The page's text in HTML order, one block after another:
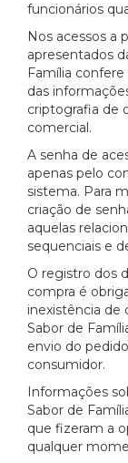
funcionários
Nos acessos a
apresentados
Família
das
criptografia de
comercial.
A senha de
apenas pelo
sistema. Para
criação de
aquelas
sequenciais e
O registro dos
compra é
inexistência de
Sabor de
envio do
consumidor.
Informações
Sabor de
que fizeram a
qualquer